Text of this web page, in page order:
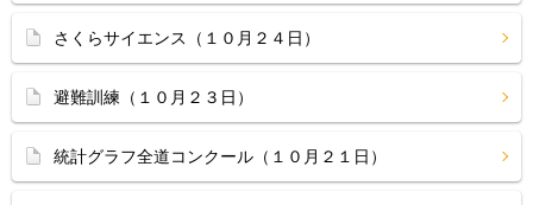
さくらサイエンス（１０月２４日）
避難訓練（１０月２３日）
統計グラフ全道コンクール（１０月２１日）